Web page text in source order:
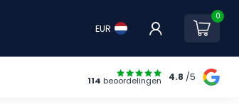
EUR
0
114 beoordelingen 4.8 /5